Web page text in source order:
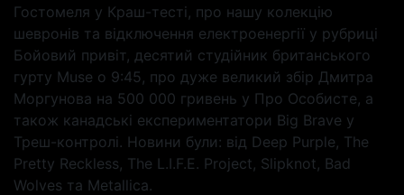
Гостомеля у Краш-тесті, про нашу колекцію
шевронів та відключення електроенергії у рубриці
Бойовий привіт, десятий студійник британського
гурту Muse о 9:45, про дуже великий збір Дмитра
Моргунова на 500 000 гривень у Про Особисте, а
також канадські експериментатори Big Brave у
Треш-контролі. Новини були: від Deep Purple, The
Pretty Reckless, The L.I.F.E. Project, Slipknot, Bad
Wolves та Metallica.